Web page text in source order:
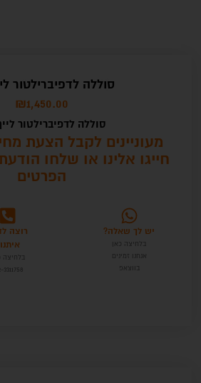
סוללה לדפיברילטור
₪1,450.00
סוללה לדפיברילטור
מעוניינים לקבל הצעת
חייגו אלינו או שלחו
הפרטים
יש לך שאלה?
בלחיצה כאן
אנחנו זמינים
בווצאפ
רוצה
בלחיצה
3311758